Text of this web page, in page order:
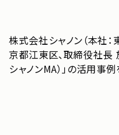
株式会社シャノン（本社
京都江東区、取締役社長
シャノンMA）」の活用事